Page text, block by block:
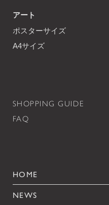
アート
ポスターサイズ
A4サイズ
SHOPPING GUIDE
FAQ
HOME
NEWS